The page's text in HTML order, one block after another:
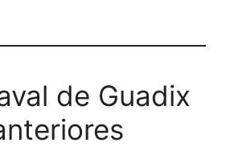
de Guadix